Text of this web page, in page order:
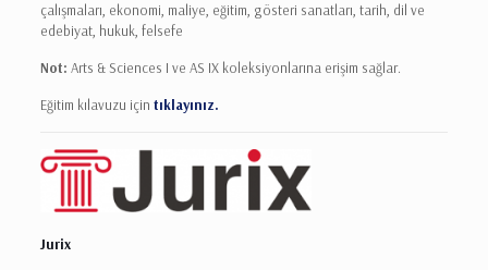
çalışmaları, ekonomi, maliye, eğitim, gösteri sanatları, tarih, dil ve
edebiyat, hukuk, felsefe
Not: Arts & Sciences I ve AS IX koleksiyonlarına erişim sağlar.
Eğitim kılavuzu için tıklayınız.
Jurix